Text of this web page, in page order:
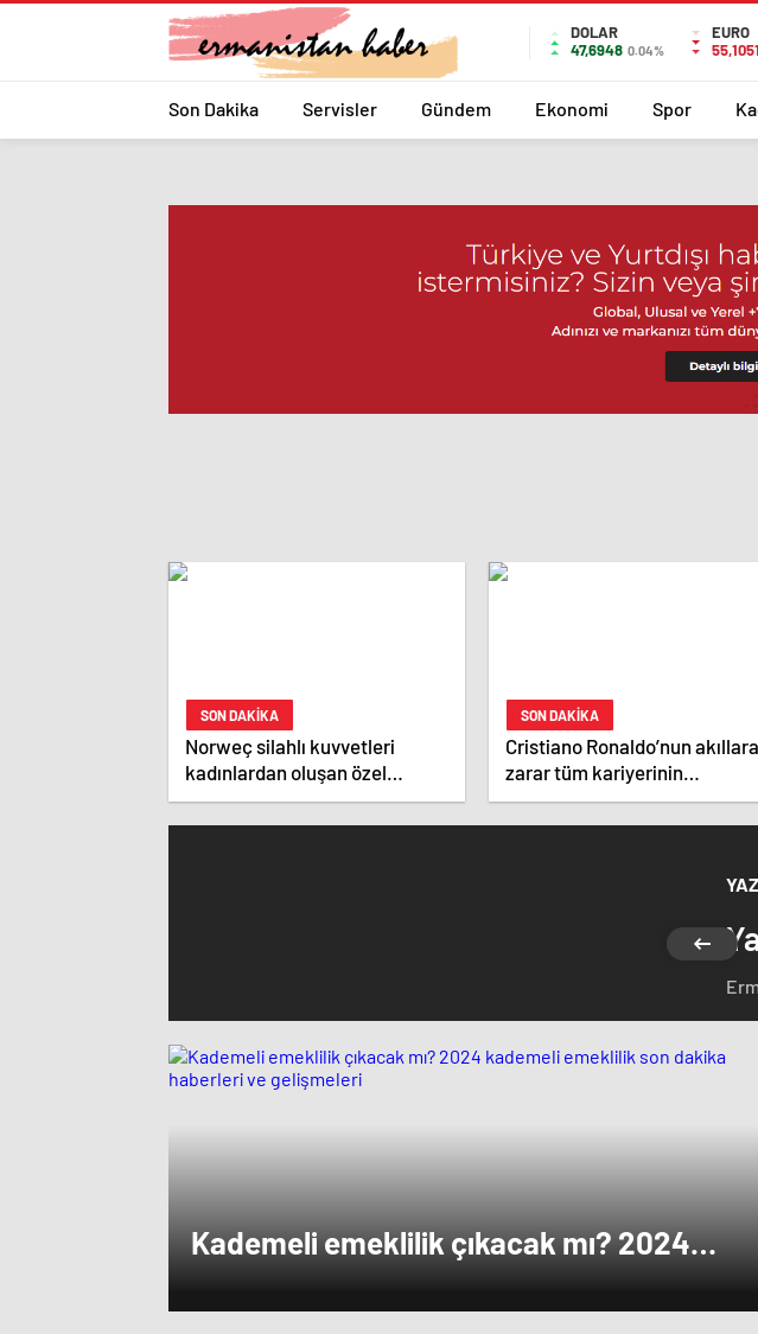
DOLAR
47,6948 0.04%
EURO
55,1051
Son Dakika Servisler Gündem Ekonomi Spor
SON DAKİKA
Norweç silahlı kuvvetleri
kadınlardan oluşan özel
kuvvetler eğitimlerini başlattı.
SON DAKİKA
Cristiano Ronaldo’nun akıllara
zarar tüm kariyerinin
istatistiğini çıkardık !
Kademeli emeklilik çıkacak mı? 2024
kademeli emeklilik son dakika haberleri ve
gelişmeleri